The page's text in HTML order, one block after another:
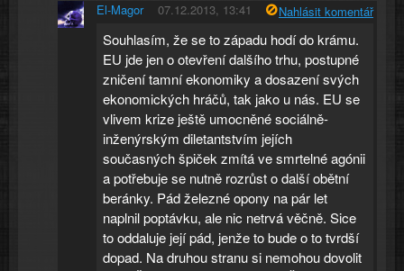
El-Magor 07.12.2013, 13:41 Nahlásit komentář
Souhlasím, že se to západu hodí do krámu.
EU jde jen o otevření dalšího trhu, postupné
zničení tamní ekonomiky a dosazení svých
ekonomických hráčů, tak jako u nás. EU se
vlivem krize ještě umocněné sociálně-
inženýrským diletantstvím jejích
současných špiček zmítá ve smrtelné agónii
a potřebuje se nutně rozrůst o další obětní
beránky. Pád železné opony na pár let
naplnil poptávku, ale nic netrvá věčně. Sice
to oddaluje její pád, jenže to bude o to tvrdší
dopad. Na druhou stranu si nemohou dovolit